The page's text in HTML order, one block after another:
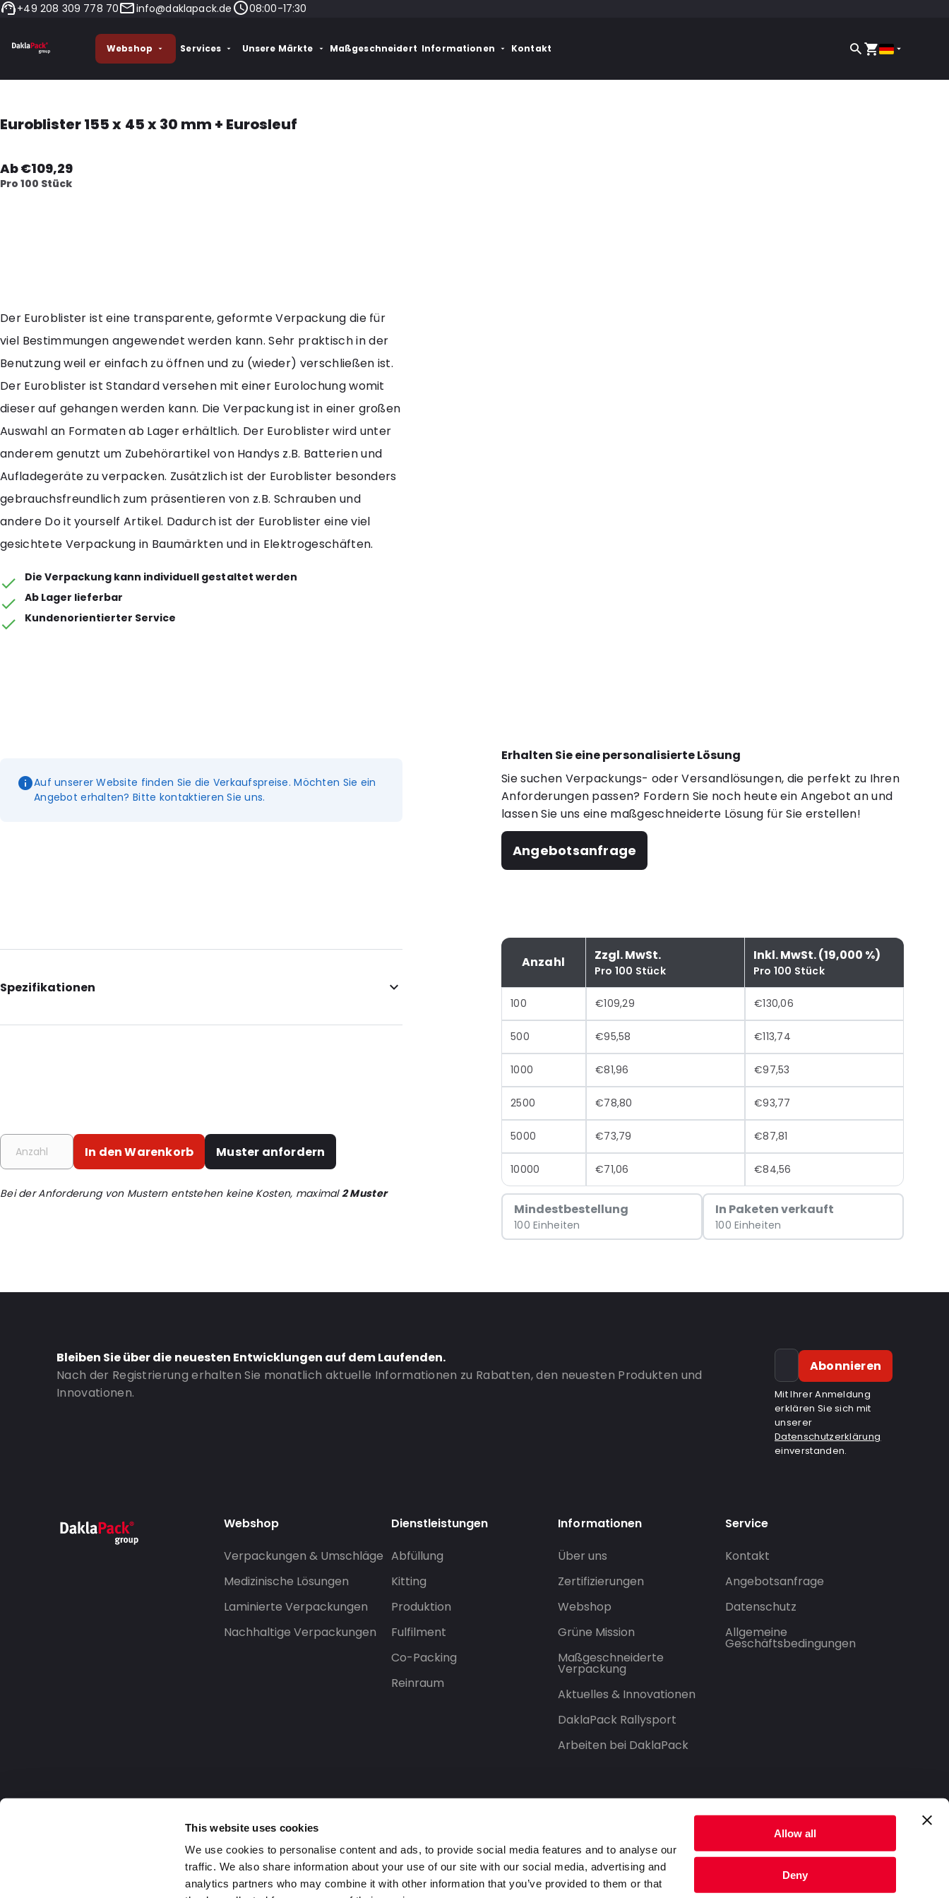
This website uses cookies
We use cookies to personalise content and ads, to provide social media features and to analyse our
traffic. We also share information about your use of our site with our social media, advertising and
analytics partners who may combine it with other information that you’ve provided to them or that
Allow all
Deny
+49 208 309 778 70 info@daklapack.de 08:00-17:30
Webshop Services Unsere Märkte Maßgeschneidert Informationen Kontakt
Euroblister 155 x 45 x 30 mm + Eurosleuf
Ab €109,29
Pro 100 Stück
Erhalten Sie eine personalisierte Lösung
Sie suchen Verpackungs- oder Versandlösungen, die perfekt zu Ihren
Anforderungen passen? Fordern Sie noch heute ein Angebot an und
lassen Sie uns eine maßgeschneiderte Lösung für Sie erstellen!
Angebotsanfrage
Anzahl Zzgl. MwSt.
Pro 100 Stück
Inkl. MwSt. (19,000 %)
Pro 100 Stück
100 €109,29 €130,06
500 €95,58 €113,74
1000 €81,96 €97,53
2500 €78,80 €93,77
5000 €73,79 €87,81
10000 €71,06 €84,56
Mindestbestellung
100 Einheiten
In Paketen verkauft
100 Einheiten
Der Euroblister ist eine transparente, geformte Verpackung die für
viel Bestimmungen angewendet werden kann. Sehr praktisch in der
Benutzung weil er einfach zu öffnen und zu (wieder) verschließen ist.
Der Euroblister ist Standard versehen mit einer Eurolochung womit
dieser auf gehangen werden kann. Die Verpackung ist in einer großen
Auswahl an Formaten ab Lager erhältlich. Der Euroblister wird unter
anderem genutzt um Zubehörartikel von Handys z.B. Batterien und
Aufladegeräte zu verpacken. Zusätzlich ist der Euroblister besonders
gebrauchsfreundlich zum präsentieren von z.B. Schrauben und
andere Do it yourself Artikel. Dadurch ist der Euroblister eine viel
gesichtete Verpackung in Baumärkten und in Elektrogeschäften.
Die Verpackung kann individuell gestaltet werden
Ab Lager lieferbar
Kundenorientierter Service
Auf unserer Website finden Sie die Verkaufspreise. Möchten Sie ein
Angebot erhalten? Bitte kontaktieren Sie uns.
Spezifikationen
Additional information: Mit Euro-Einsteckfach
Transparency: Vollständig transparent
Material: PET
In den Warenkorb Muster anfordern
Bei der Anforderung von Mustern entstehen keine Kosten, maximal2 Muster
Bleiben Sie über die neuesten Entwicklungen auf dem Laufenden.
Nach der Registrierung erhalten Sie monatlich aktuelle Informationen zu Rabatten, den neuesten Produkten und
Innovationen.
Abonnieren
Mit Ihrer Anmeldung
erklären Sie sich mit
unserer
Datenschutzerklärung
einverstanden.
Webshop
Verpackungen & Umschläge
Medizinische Lösungen
Laminierte Verpackungen
Nachhaltige Verpackungen
Dienstleistungen
Abfüllung
Kitting
Produktion
Fulfilment
Co-Packing
Reinraum
Informationen
Über uns
Zertifizierungen
Webshop
Grüne Mission
Maßgeschneiderte
Verpackung
Aktuelles & Innovationen
DaklaPack Rallysport
Arbeiten bei DaklaPack
Service
Kontakt
Angebotsanfrage
Datenschutz
Allgemeine
Geschäftsbedingungen